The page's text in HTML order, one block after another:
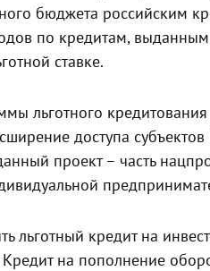
бюджета российским
по кредитам,
ставке.
льготного
доступа
проект – часть
льготный кредит на
на пополнение